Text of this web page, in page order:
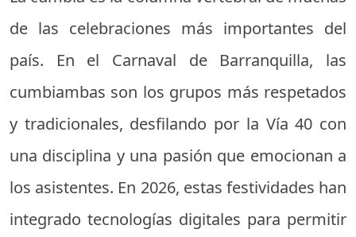
de las celebraciones más importantes del
país. En el Carnaval de Barranquilla, las
cumbiambas son los grupos más respetados
y tradicionales, desfilando por la Vía 40 con
una disciplina y una pasión que emocionan a
los asistentes. En 2026, estas festividades han
integrado tecnologías digitales para permitir